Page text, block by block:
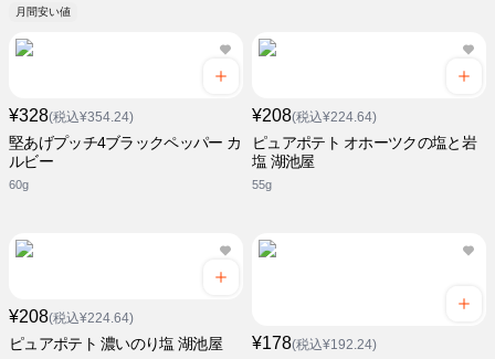
月間安い値
¥328(税込¥354.24)
堅あげプッチ4ブラックペッパー カ
ルビー
60g
¥208(税込¥224.64)
ピュアポテト オホーツクの塩と岩
塩 湖池屋
55g
¥208(税込¥224.64)
ピュアポテト 濃いのり塩 湖池屋 ¥178(税込¥192.24)